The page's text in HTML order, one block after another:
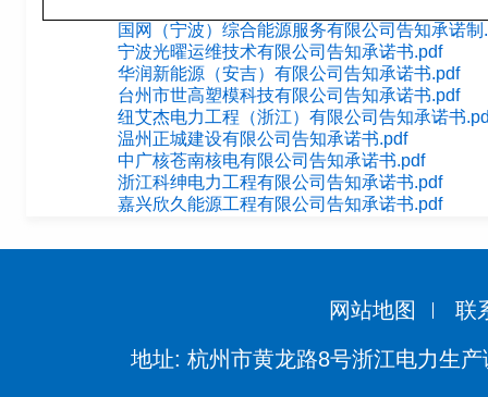
国网（宁波）综合能源服务有限公司告知承诺制
宁波光曜运维技术有限公司告知承诺书.pdf
华润新能源（安吉）有限公司告知承诺书.pdf
台州市世高塑模科技有限公司告知承诺书.pdf
纽艾杰电力工程（浙江）有限公司告知承诺书
温州正城建设有限公司告知承诺书.pdf
中广核苍南核电有限公司告知承诺书.pdf
浙江科绅电力工程有限公司告知承诺书.pdf
嘉兴欣久能源工程有限公司告知承诺书.pdf
网站地图 联
地址: 杭州市黄龙路8号浙江电力生